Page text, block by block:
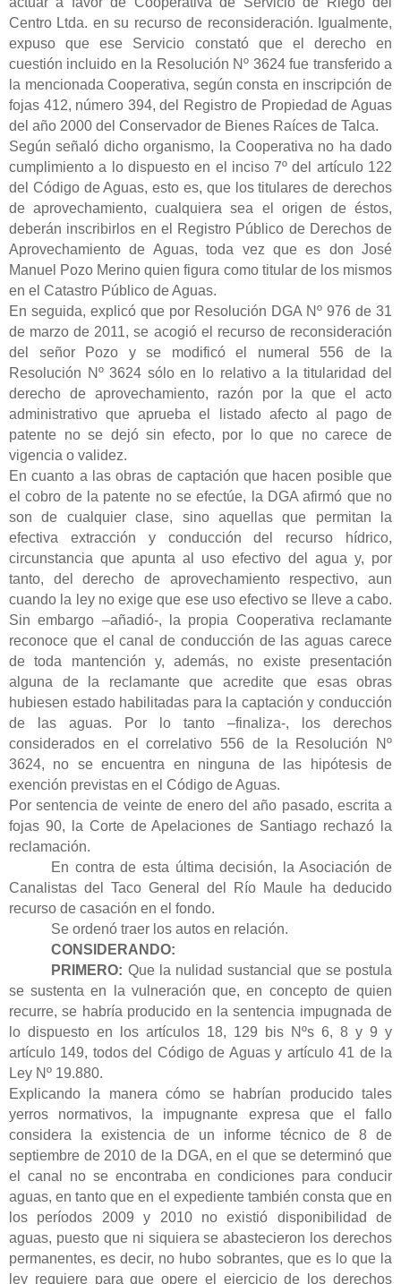
Centro Ltda. en su recurso de reconsideración. Igualmente,
expuso que ese Servicio constató que el derecho en
cuestión incluido en la Resolución Nº 3624 fue transferido a
la mencionada Cooperativa, según consta en inscripción de
fojas 412, número 394, del Registro de Propiedad de Aguas
del año 2000 del Conservador de Bienes Raíces de Talca.
Según señaló dicho organismo, la Cooperativa no ha dado
cumplimiento a lo dispuesto en el inciso 7º del artículo 122
del Código de Aguas, esto es, que los titulares de derechos
de aprovechamiento, cualquiera sea el origen de éstos,
deberán inscribirlos en el Registro Público de Derechos de
Aprovechamiento de Aguas, toda vez que es don José
Manuel Pozo Merino quien figura como titular de los mismos
en el Catastro Público de Aguas.
En seguida, explicó que por Resolución DGA Nº 976 de 31
de marzo de 2011, se acogió el recurso de reconsideración
del señor Pozo y se modificó el numeral 556 de la
Resolución Nº 3624 sólo en lo relativo a la titularidad del
derecho de aprovechamiento, razón por la que el acto
administrativo que aprueba el listado afecto al pago de
patente no se dejó sin efecto, por lo que no carece de
vigencia o validez.
En cuanto a las obras de captación que hacen posible que
el cobro de la patente no se efectúe, la DGA afirmó que no
son de cualquier clase, sino aquellas que permitan la
efectiva extracción y conducción del recurso hídrico,
circunstancia que apunta al uso efectivo del agua y, por
tanto, del derecho de aprovechamiento respectivo, aun
cuando la ley no exige que ese uso efectivo se lleve a cabo.
Sin embargo –añadió-, la propia Cooperativa reclamante
reconoce que el canal de conducción de las aguas carece
de toda mantención y, además, no existe presentación
alguna de la reclamante que acredite que esas obras
hubiesen estado habilitadas para la captación y conducción
de las aguas. Por lo tanto –finaliza-, los derechos
considerados en el correlativo 556 de la Resolución Nº
3624, no se encuentra en ninguna de las hipótesis de
exención previstas en el Código de Aguas.
Por sentencia de veinte de enero del año pasado, escrita a
fojas 90, la Corte de Apelaciones de Santiago rechazó la
reclamación.
En contra de esta última decisión, la Asociación de
Canalistas del Taco General del Río Maule ha deducido
recurso de casación en el fondo.
Se ordenó traer los autos en relación.
CONSIDERANDO:
PRIMERO: Que la nulidad sustancial que se postula
se sustenta en la vulneración que, en concepto de quien
recurre, se habría producido en la sentencia impugnada de
lo dispuesto en los artículos 18, 129 bis Nºs 6, 8 y 9 y
artículo 149, todos del Código de Aguas y artículo 41 de la
Ley Nº 19.880.
Explicando la manera cómo se habrían producido tales
yerros normativos, la impugnante expresa queel fallo
considera la existencia de un informe técnico de 8 de
septiembre de 2010 de la DGA, en el que se determinó que
el canal no se encontraba en condiciones para conducir
aguas, en tanto que en el expediente también consta que en
los períodos 2009 y 2010 no existió disponibilidad de
aguas, puesto que ni siquiera se abastecieron los derechos
permanentes, es decir, no hubo sobrantes, que es lo que la
ley requiere para que opere el ejercicio de los derechos